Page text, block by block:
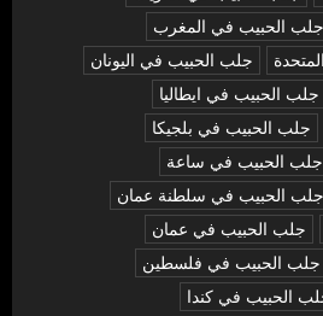
جلب الحبيب في المغرب
جلب الحبيب في اليونان
جلب الحبيب في ايطاليا
جلب الحبيب في بلجيكا
جلب الحبيب في ساعة
جلب الحبيب في سلطنة عمان
جلب الحبيب في عمان
جلب الحبيب في فلسطين
الحبيب في كندا